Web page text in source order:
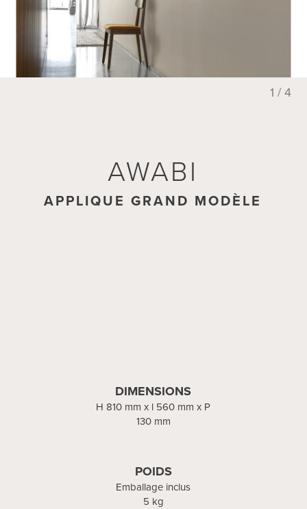
1 / 4
AWABI
APPLIQUE GRAND MODÈLE
DIMENSIONS
H 810 mm x l 560 mm x P
130 mm
POIDS
Emballage inclus
5 kg